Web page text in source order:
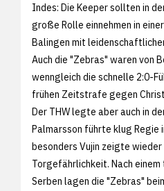
Indes: Die Keeper sollten in
große Rolle einnehmen in
Balingen mit
Auch die "Zebras" waren von
wenngleich die schnelle 2:0-
frühen Zeitstrafe gegen
Der THW legte aber auch in
Palmarsson führte klug Regie
besonders Vujin zeigte wieder
Torgefährlichkeit. Nach
Serben lagen die "Zebras"